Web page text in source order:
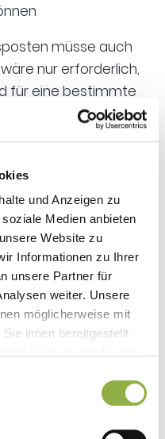
und Anzeigen zu
Medien anbieten
Website zu
Informationen zu Ihrer
unsere Partner für
weiter. Unsere
möglicherweise mit
ihnen bereitgestellt
müsse auch
nur erforderlich,
für eine bestimmte
darstellt.
der
Gewinnen
("All-you-
die